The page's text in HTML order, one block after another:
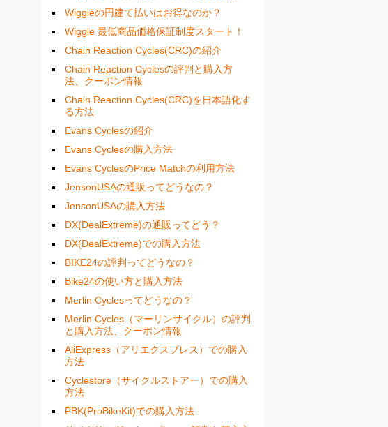
Wiggleの円建て払いはお得なのか？
Wiggle 最低商品価格保証制度スタート！
Chain Reaction Cycles(CRC)の紹介
Chain Reaction Cyclesの評判と購入方
法、クーポン情報
Chain Reaction Cycles(CRC)を日本語化す
る方法
Evans Cyclesの紹介
Evans Cyclesの購入方法
Evans CyclesのPrice Matchの利用方法
JensonUSAの通販ってどうなの？
JensonUSAの購入方法
DX(DealExtreme)の通販ってどう？
DX(DealExtreme)での購入方法
BIKE24の評判ってどうなの？
Bike24の使い方と購入方法
Merlin Cyclesってどうなの？
Merlin Cycles（マーリンサイクル）の評判
と購入方法、クーポン情報
AliExpress（アリエクスプレス）での購入
方法
Cyclestore（サイクルストアー）での購入
方法
PBK(ProBikeKit)での購入方法